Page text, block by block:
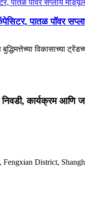
पातळ पॉवर
विकासाच्या
कार्यक्रम आणि
District,